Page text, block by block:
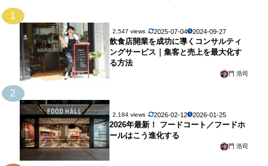
1
2,547 views 2025-07-04 2024-09-27
飲食店開業を成功に導くコンサルティ
ングサービス｜集客と売上を最大化す
る方法
門 浩司
2
2,184 views 2026-02-12 2026-01-25
2026年最新！ フードコート／フードホ
ールはこう進化する
門 浩司